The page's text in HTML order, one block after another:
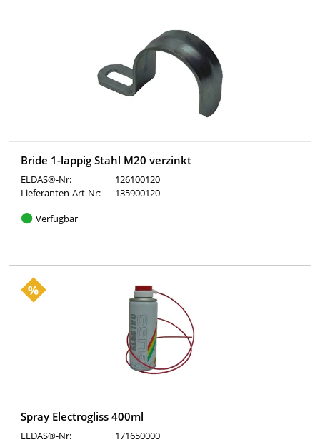
Bride 1-lappig Stahl M20 verzinkt
ELDAS®-Nr:
126100120
Lieferanten-Art-Nr:
135900120
Verfügbar
Spray Electrogliss 400ml
ELDAS®-Nr: 171650000